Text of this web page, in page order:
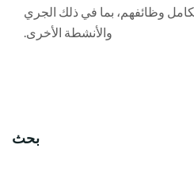
وظائفهم، بما في ذلك الجري
والأنشطة الأخرى.
بحث